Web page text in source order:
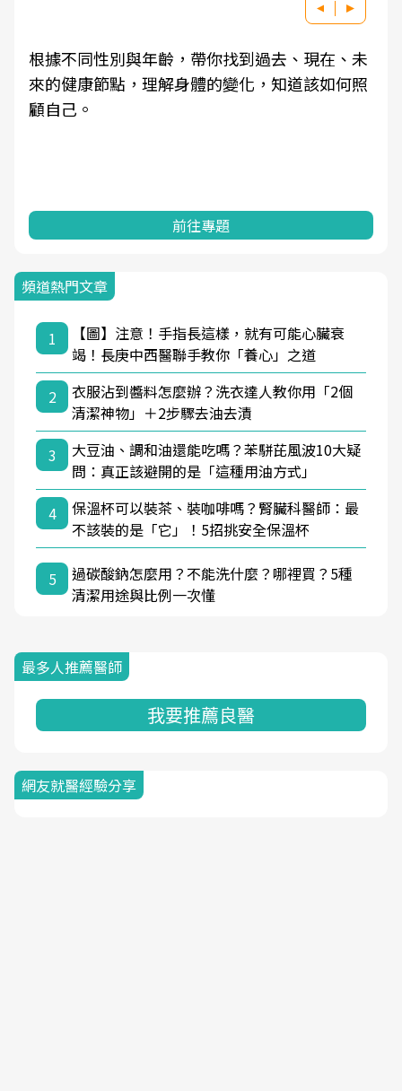
根據不同性別與年齡，帶你找到過去、現在、未
來的健康節點，理解身體的變化，知道該如何照
顧自己。
前往專題
頻道熱門文章
1
【圖】注意！手指長這樣，就有可能心臟衰
竭！長庚中西醫聯手教你「養心」之道
2
衣服沾到醬料怎麼辦？洗衣達人教你用「2個
清潔神物」＋2步驟去油去漬
3
大豆油、調和油還能吃嗎？苯駢芘風波10大疑
問：真正該避開的是「這種用油方式」
4
保溫杯可以裝茶、裝咖啡嗎？腎臟科醫師：最
不該裝的是「它」！5招挑安全保溫杯
5
過碳酸鈉怎麼用？不能洗什麼？哪裡買？5種
清潔用途與比例一次懂
最多人推薦醫師
我要推薦良醫
網友就醫經驗分享